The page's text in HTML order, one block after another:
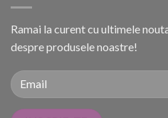
Ramai la curent cu ultimele
despre produsele noastre!